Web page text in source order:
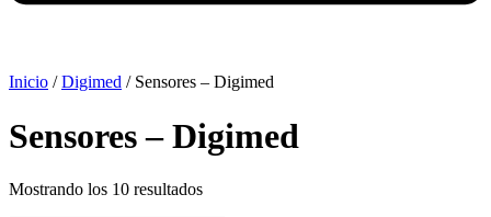
Inicio /Digimed / Sensores – Digimed
Sensores – Digimed
Mostrando los 10 resultados